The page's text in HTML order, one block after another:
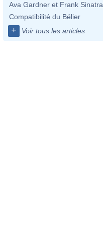
Ava Gardner et Frank Sinatra
Compatibilité du Bélier
+ Voir tous les articles